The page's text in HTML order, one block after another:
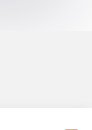
de digitale